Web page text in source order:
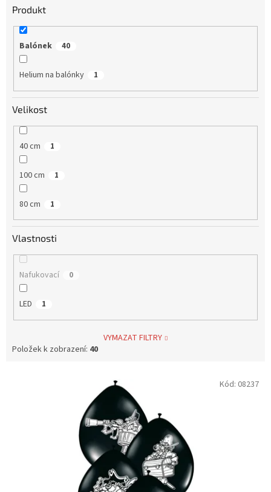
Produkt
Balónek 40
Helium na balónky 1
Velikost
40 cm 1
100 cm 1
80 cm 1
Vlastnosti
Nafukovací 0
LED 1
VYMAZAT FILTRY
Položek k zobrazení: 40
Kód: 08237